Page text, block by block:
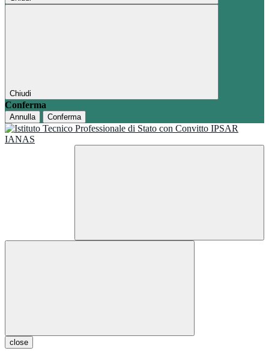
Chiudi
Conferma
Annulla Conferma
close